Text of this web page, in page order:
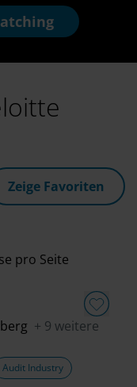
Zeige Favoriten
pro Seite
+ 9 weitere
Audit Industry